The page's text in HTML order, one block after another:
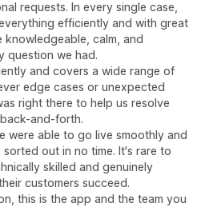
requests. In every single case,
efficiently and with great
knowledgeable, calm, and
question we had.
and covers a wide range of
edge cases or unexpected
right there to help us resolve
and-forth.
were able to go live smoothly and
out in no time. It's rare to
skilled and genuinely
customers succeed.
this is the app and the team you